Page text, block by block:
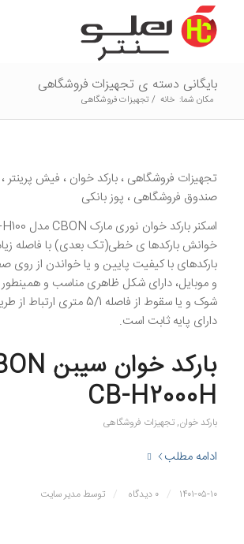
بایگانی دسته ی تجهیزات فروشگاهی
مکان شما: خانه / تجهیزات فروشگاهی
تجهیزات فروشگاهی ، بارکد خوان ، فیش پرینتر ،
صندوق فروشگاهی ، پوز بانکی
خوانش بارکدها ی خطی(تک بعدی) با فاصله
بارکدهای با کیفیت پایین و یا خواندن از روی
و موبایل، دارای شکل ظاهری مناسب و همینطور
دارای پایه ثابت است.
CB-H2000H
بارکد خوان,تجهیزات فروشگاهی
ادامه مطلب
۱۴۰۱-۰۵-۱۰ / ۰ دیدگاه / توسط مدیر سایت